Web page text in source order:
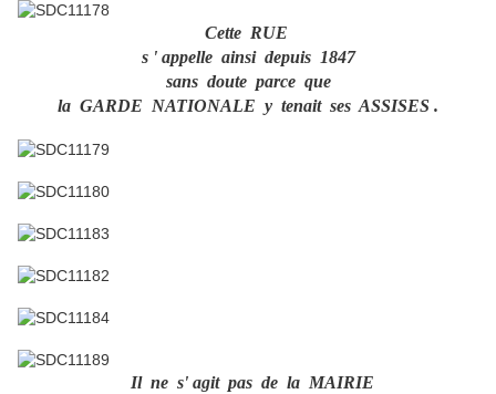
Cette RUE
s ' appelle ainsi depuis 1847
sans doute parce que
la GARDE NATIONALE y tenait ses ASSISES .
Il ne s' agit pas de la MAIRIE